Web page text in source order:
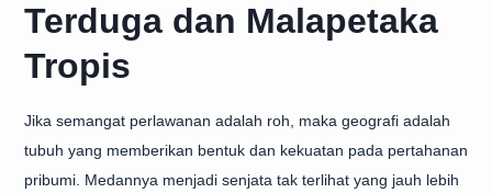
Terduga dan Malapetaka
Tropis
Jika semangat perlawanan adalah roh, maka geografi adalah
tubuh yang memberikan bentuk dan kekuatan pada pertahanan
pribumi. Medannya menjadi senjata tak terlihat yang jauh lebih